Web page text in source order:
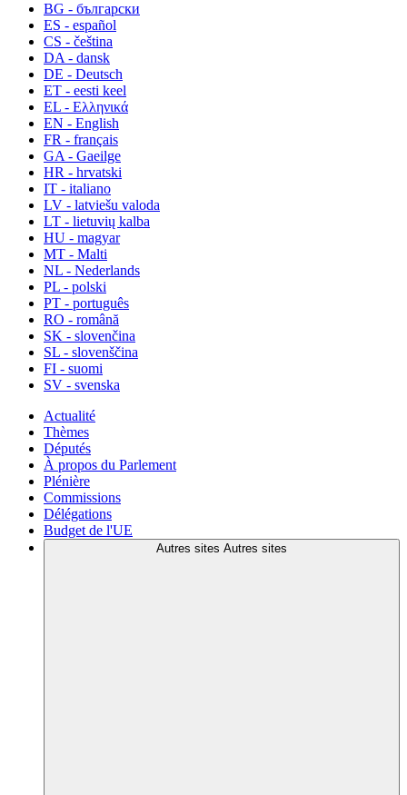
BG - български
ES - español
CS - čeština
DA - dansk
DE - Deutsch
ET - eesti keel
EL - Ελληνικά
EN - English
FR - français
GA - Gaeilge
HR - hrvatski
IT - italiano
LV - latviešu valoda
LT - lietuvių kalba
HU - magyar
MT - Malti
NL - Nederlands
PL - polski
PT - português
RO - română
SK - slovenčina
SL - slovenščina
FI - suomi
SV - svenska
Actualité
Thèmes
Députés
À propos du Parlement
Plénière
Commissions
Délégations
Budget de l'UE
Autres sites Autres sites